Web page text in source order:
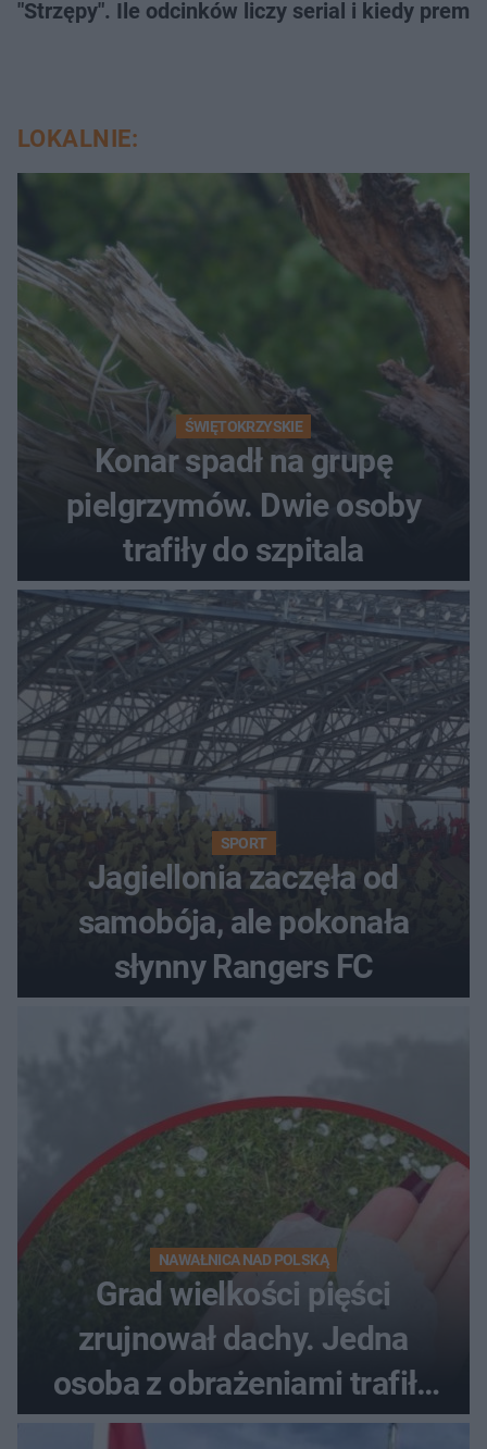
"Strzępy". Ile odcinków liczy serial i kiedy
LOKALNIE:
ŚWIĘTOKRZYSKIE
Konar spadł na grupę
pielgrzymów. Dwie osoby
trafiły do szpitala
SPORT
Jagiellonia zaczęła od
samobója, ale pokonała
słynny Rangers FC
NAWAŁNICA NAD POLSKĄ
Grad wielkości pięści
zrujnował dachy. Jedna
osoba z obrażeniami trafiła
do szpitala